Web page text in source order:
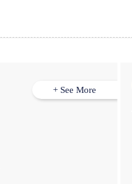
+ See More